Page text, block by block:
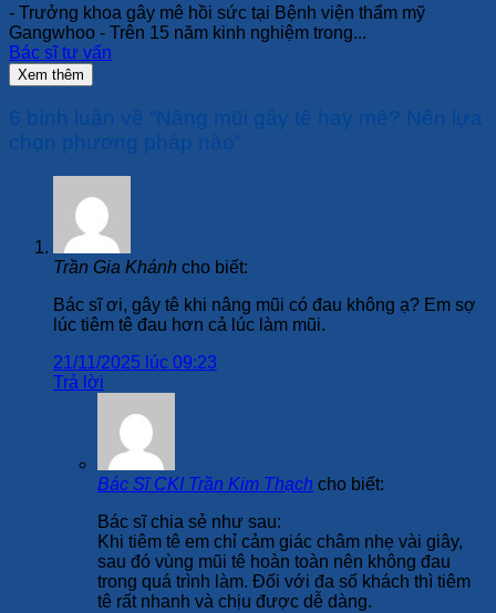
- Trưởng khoa gây mê hồi sức tại Bệnh viện thẩm mỹ
Gangwhoo - Trên 15 năm kinh nghiệm trong...
Bác sĩ tư vấn
Xem thêm
6 bình luận về “Nâng mũi gây tê hay mê? Nên lựa
chọn phương pháp nào”
Trần Gia Khánh cho biết:
Bác sĩ ơi, gây tê khi nâng mũi có đau không ạ? Em sợ
lúc tiêm tê đau hơn cả lúc làm mũi.
21/11/2025 lúc 09:23
Trả lời
Bác Sĩ CKI Trần Kim Thạch cho biết:
Bác sĩ chia sẻ như sau:
Khi tiêm tê em chỉ cảm giác châm nhẹ vài giây,
sau đó vùng mũi tê hoàn toàn nên không đau
trong quá trình làm. Đối với đa số khách thì tiêm
tê rất nhanh và chịu được dễ dàng.